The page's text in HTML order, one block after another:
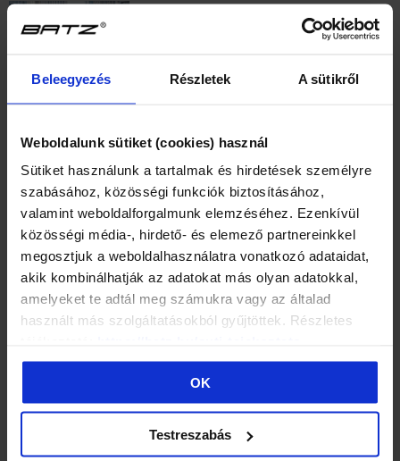
Beleegyezés Részletek A sütikről
Weboldalunk sütiket (cookies) használ
Sütiket használunk a tartalmak és hirdetések személyre
szabásához, közösségi funkciók biztosításához,
valamint weboldalforgalmunk elemzéséhez. Ezenkívül
közösségi média-, hirdető- és elemező partnereinkkel
megosztjuk a weboldalhasználatra vonatkozó adataidat,
akik kombinálhatják az adatokat más olyan adatokkal,
amelyeket te adtál meg számukra vagy az általad
használt más szolgáltatásokból gyűjtöttek. Részletes
OK
Testreszabás
BATZ
739 Kč
DOPORUČENÉ PRODUKTY
OUTLET
OUTLET